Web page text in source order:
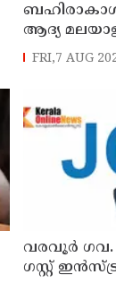
ആദ്യ
FRI,7 AUG
വരവൂർ
ഗസ്റ്റ്